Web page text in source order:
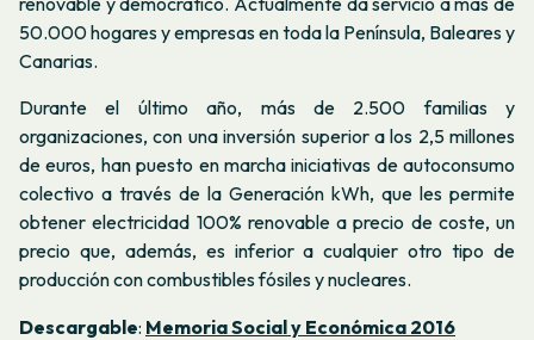
50.000 hogares y empresas en toda la Península, Baleares y
Canarias.
Durante el último año, más de 2.500 familias y
organizaciones, con una inversión superior a los 2,5 millones
de euros, han puesto en marcha iniciativas de autoconsumo
colectivo a través de la Generación kWh, que les permite
obtener electricidad 100% renovable a precio de coste, un
precio que, además, es inferior a cualquier otro tipo de
producción con combustibles fósiles y nucleares.
Descargable: Memoria Social y Económica 2016